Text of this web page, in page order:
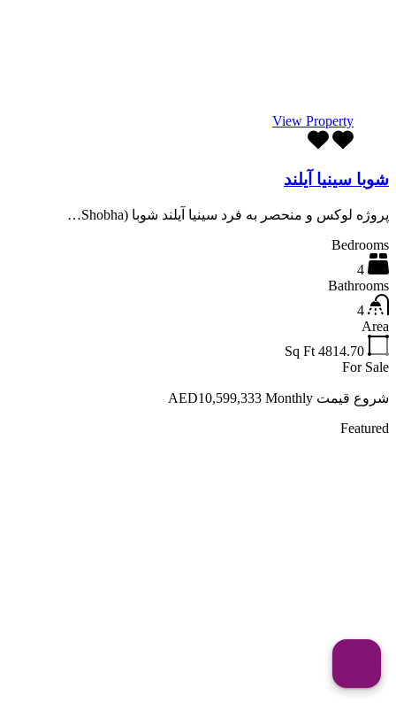
View Property
شوبا سینیا آیلند
پروژه لوکس و منحصر به فرد سینیا آیلند شوبا (Shobha…
Bedrooms
4
Bathrooms
4
Area
4814.70
Sq Ft
For Sale
شروع قیمت AED10,599,333 Monthly
Featured